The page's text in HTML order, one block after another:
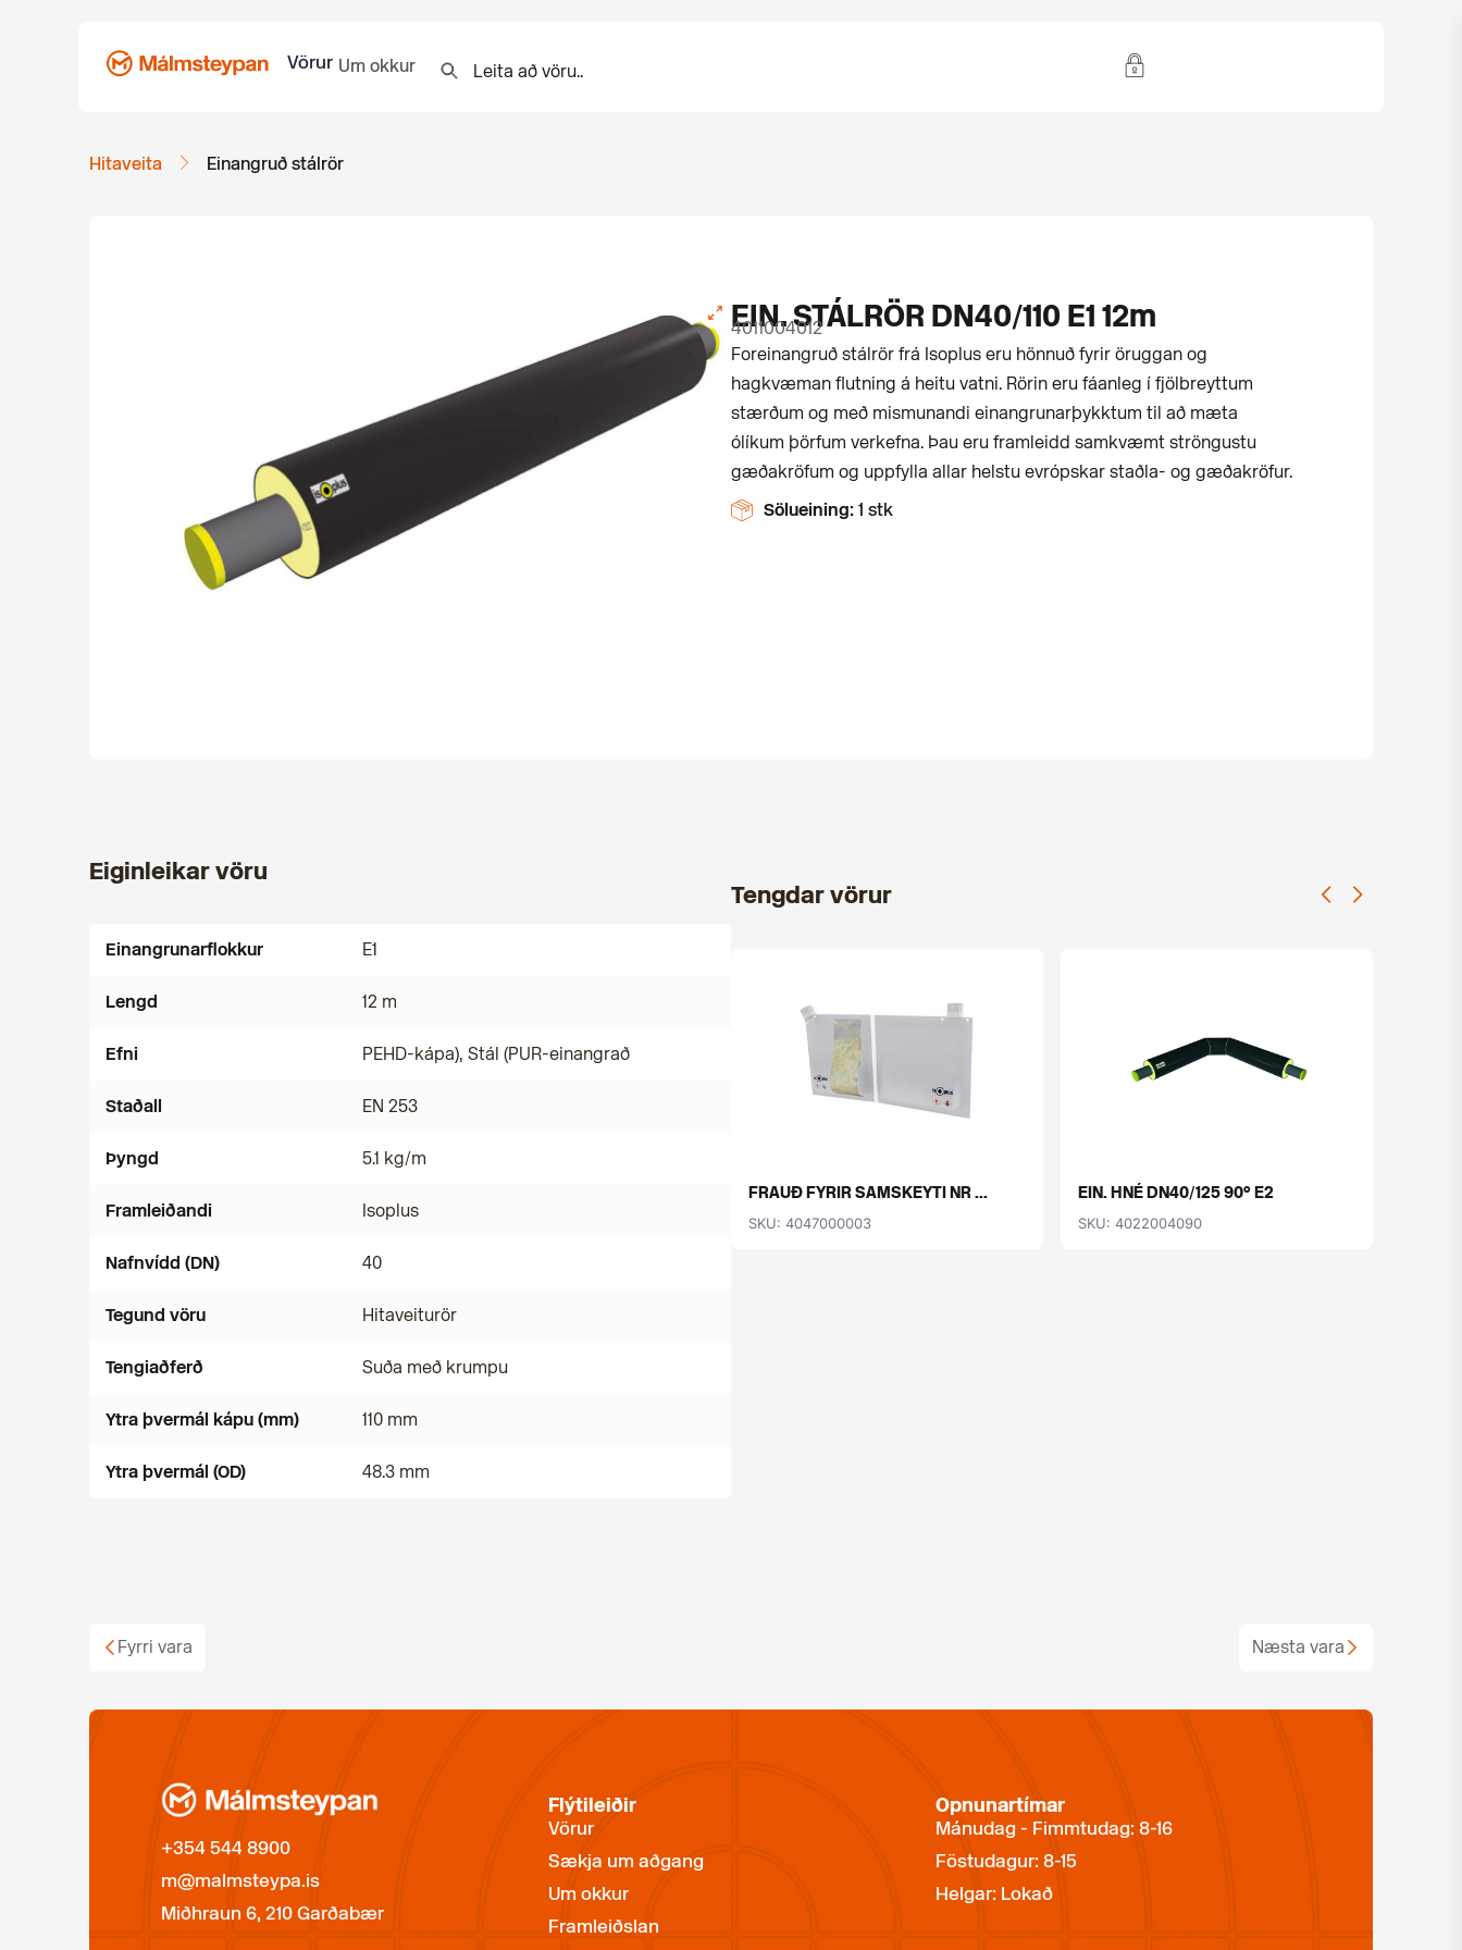
Vörur Um okkur
Hitaveita Einangruð stálrör
EIN. STÁLRÖR DN40/110 E1 12m
4011004012
For­einangruð stálrör frá Isoplus eru hönnuð fyrir öruggan og
hagkvæman flutning á heitu vatni. Rörin eru fáanleg í fjölbreyttum
stærðum og með mismunandi einangrunarþykktum til að mæta
ólíkum þörfum verkefna. Þau eru framleidd samkvæmt ströngustu
gæðakröfum og uppfylla allar helstu evrópskar staðla- og gæðakröfur.
Sölueining: 1 stk
Eiginleikar vöru
Einangrunarflokkur E1
Lengd 12 m
Efni PEHD-kápa), Stál (PUR-einangrað
Staðall EN 253
Þyngd 5.1 kg/m
Framleiðandi Isoplus
Nafnvídd (DN) 40
Tegund vöru Hitaveiturör
Tengiaðferð Suða með krumpu
Ytra þvermál kápu (mm) 110 mm
Ytra þvermál (OD) 48.3 mm
Tengdar vörur
FRAUÐ FYRIR SAMSKEYTI NR ...
SKU: 4047000003
EIN. HNÉ DN40/125 90° E2
SKU: 4022004090
Fyrri vara Næsta vara
+354 544 8900
m@malmsteypa.is
Miðhraun 6, 210 Garðabær
Flýtileiðir
Vörur
Sækja um aðgang
Um okkur
Framleiðslan
Opnunartímar
Mánudag - Fimmtudag: 8-16
Föstudagur: 8-15
Helgar: Lokað